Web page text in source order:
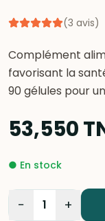
(3 avis)
Complément
favorisant la
90 gélules pour
53,550
● En stock
− 1 +